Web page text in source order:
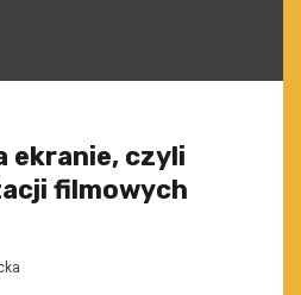
ekranie, czyli
filmowych